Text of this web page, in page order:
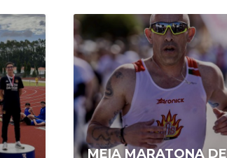
MEIA MARATONA DE